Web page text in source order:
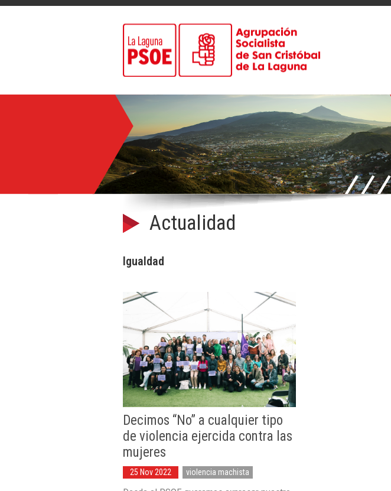
Actualidad
Igualdad
Decimos “No” a cualquier tipo
de violencia ejercida contra las
mujeres
25 Nov 2022 violencia machista